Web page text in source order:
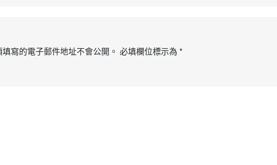
寫的電子郵件地址不會公開。 必填欄位標示為 *